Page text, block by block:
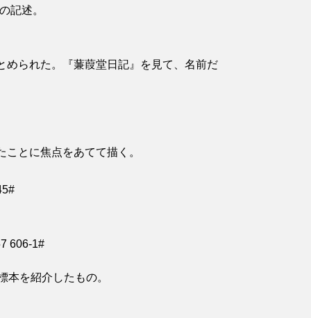
記述。
られた。『蒹葭堂日記』を見て、名前だ
とに焦点をあてて描く。
606-1#
を紹介したもの。